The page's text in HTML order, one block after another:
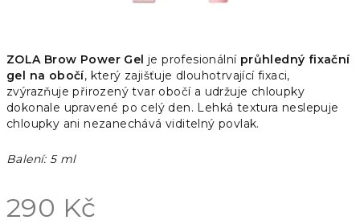
ZOLA Brow Power Gel je profesionální průhledný fixační
gel na obočí, který zajišťuje dlouhotrvající fixaci,
zvýrazňuje přirozený tvar obočí a udržuje chloupky
dokonale upravené po celý den. Lehká textura neslepuje
chloupky ani nezanechává viditelný povlak.
Balení: 5 ml
290 Kč